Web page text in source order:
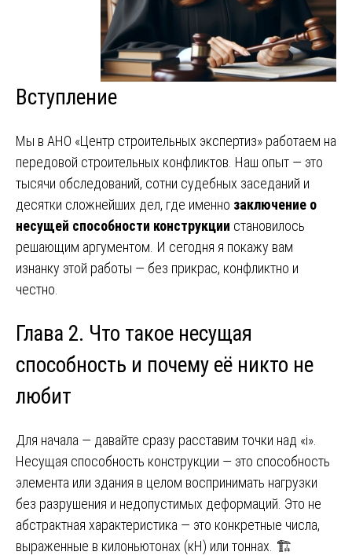
Вступление
Мы в АНО «Центр строительных экспертиз» работаем на
передовой строительных конфликтов. Наш опыт — это
тысячи обследований, сотни судебных заседаний и
десятки сложнейших дел, где именно заключение о
несущей способности конструкции становилось
решающим аргументом. И сегодня я покажу вам
изнанку этой работы — без прикрас, конфликтно и
честно.
Глава 2. Что такое несущая
способность и почему её никто не
любит
Для начала — давайте сразу расставим точки над «i».
Несущая способность конструкции — это способность
элемента или здания в целом воспринимать нагрузки
без разрушения и недопустимых деформаций. Это не
абстрактная характеристика — это конкретные числа,
выраженные в килоньютонах (кН) или тоннах. 🏗️